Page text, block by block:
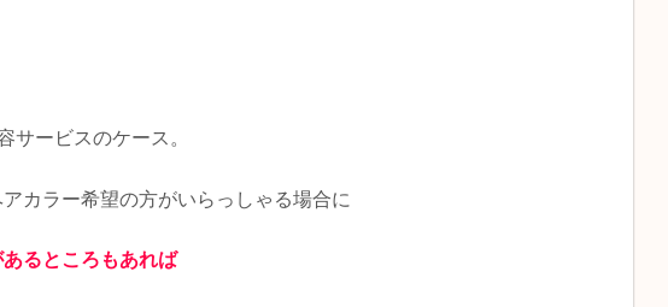
サービスのケース。
カラー希望の方がいらっしゃる場合に
るところもあれば